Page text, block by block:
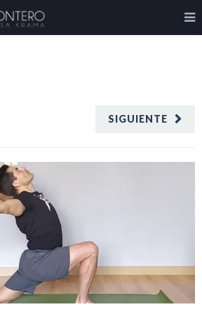
SIGUIENTE